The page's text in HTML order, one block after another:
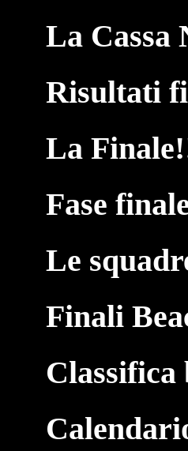
La Cassa
Risultati
La
Fase
Le
Finali
Classifica